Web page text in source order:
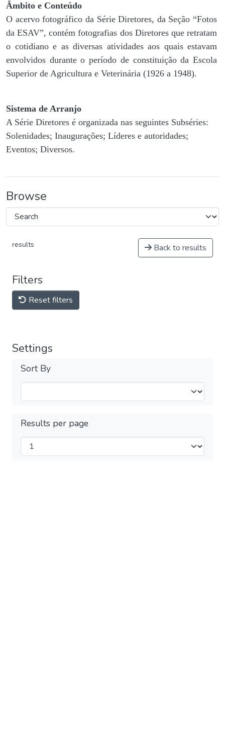
Âmbito e Conteúdo
O acervo fotográfico da Série Diretores, da Seção “Fotos
da ESAV”, contém fotografias dos Diretores que retratam
o cotidiano e as diversas atividades aos quais estavam
envolvidos durante o período de constituição da Escola
Superior de Agricultura e Veterinária (1926 a 1948).
Sistema de Arranjo
A Série Diretores é organizada nas seguintes Subséries:
Solenidades; Inaugurações; Líderes e autoridades;
Eventos; Diversos.
Browse
results Back to results
Filters
Reset filters
Settings
Sort By
Results per page